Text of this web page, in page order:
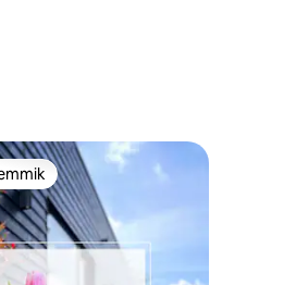
hinnangut
lemmik